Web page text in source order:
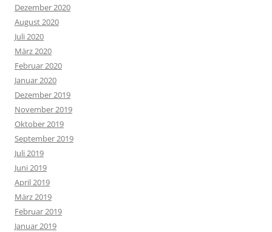
Dezember 2020
August 2020
Juli 2020
März 2020
Februar 2020
Januar 2020
Dezember 2019
November 2019
Oktober 2019
September 2019
Juli 2019
Juni 2019
April 2019
März 2019
Februar 2019
Januar 2019